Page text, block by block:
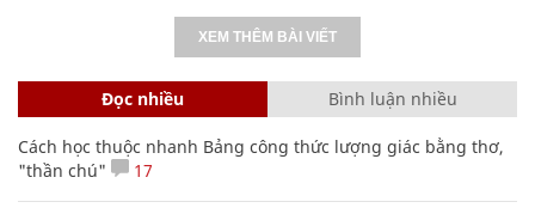
XEM THÊM BÀI VIẾT
Đọc nhiều Bình luận nhiều
Cách học thuộc nhanh Bảng công thức lượng giác bằng thơ,
"thần chú"
17